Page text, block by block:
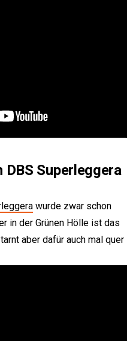
Superleggera
wurde zwar schon
in der Grünen Hölle ist das
aber dafür auch mal quer